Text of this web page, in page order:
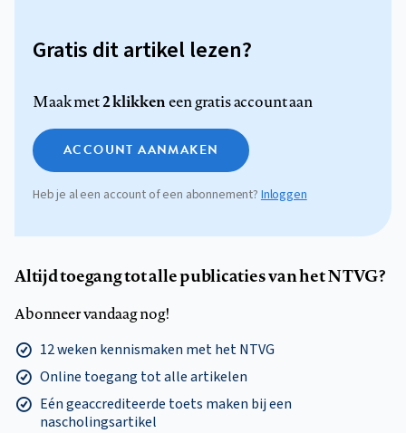
Gratis dit artikel lezen?
Maak met2 klikkeneen gratis account aan
ACCOUNT AANMAKEN
Heb je al een account of een abonnement? Inloggen
Altijd toegang tot alle publicaties van het NTVG?
Abonneer vandaag nog!
12 weken kennismaken met het NTVG
Online toegang tot alle artikelen
Eén geaccrediteerde toets maken bij een
nascholingsartikel